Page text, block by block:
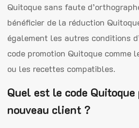
Quitoque sans faute
bénéficier de la réduction
également les autres conditions
code promotion Quitoque comme
ou les recettes compatibles.
Quel est le code Quitoque
nouveau client ?